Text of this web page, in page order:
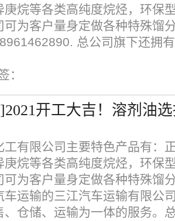
庚烷等各类高纯度烷烃，环保
可为客户量身定做各种特殊馏
总公司旗下还拥
：
开工大吉！溶剂油
工有限公司主要特色产品有：
庚烷等各类高纯度烷烃，环保
可为客户量身定做各种特殊馏
车运输的三江汽车运输有限公
、仓储、运输为一体的服务。